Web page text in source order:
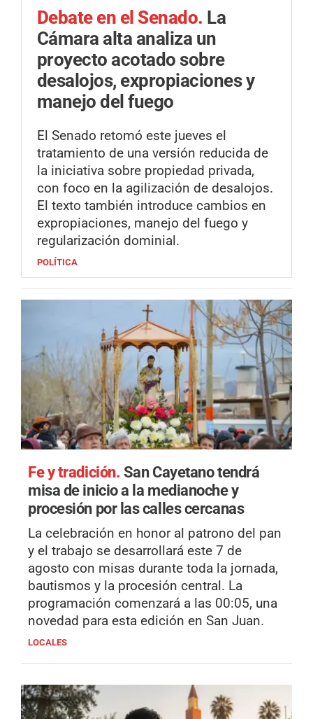
Debate en el Senado. La
Cámara alta analiza un
proyecto acotado sobre
desalojos, expropiaciones y
manejo del fuego
El Senado retomó este jueves el
tratamiento de una versión reducida de
la iniciativa sobre propiedad privada,
con foco en la agilización de desalojos.
El texto también introduce cambios en
expropiaciones, manejo del fuego y
regularización dominial.
POLÍTICA
Fe y tradición. San Cayetano tendrá
misa de inicio a la medianoche y
procesión por las calles cercanas
La celebración en honor al patrono del pan
y el trabajo se desarrollará este 7 de
agosto con misas durante toda la jornada,
bautismos y la procesión central. La
programación comenzará a las 00:05, una
novedad para esta edición en San Juan.
LOCALES